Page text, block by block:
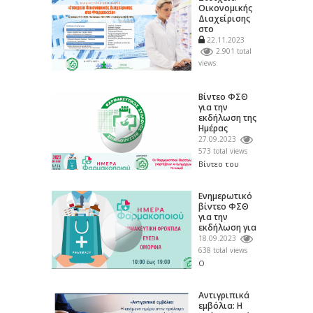
θέμα «Στοιχεία
Οικονομικής
Διαχείρισης
στο...
Οικονομικής
Διαχείρισης
στο
Φαρμακείο
22.11.2023
2.901 total
views
θέμα «Στοιχεία
Οικονομικής
Διαχείρισης στο
Φαρμακείο»
διοργανώνει...
Βίντεο ΦΣΘ
για την
εκδήλωση της
Ημέρας
Φαρμακοποιού
στις 24/09/23...
27.09.2023
573 total views
Βίντεο του
Θεσσαλονίκης
για την
εκδήλωση της
Ημέρας
Φαρμακοποιού...
Ενημερωτικό
βίντεο ΦΣΘ
για την
εκδήλωση για
την Ημέρα
Φαρμακοποιού...
18.09.2023
638 total views
Ο
Θεσσαλονίκης
γιορτάζει την
Αντιγριπικά
εμβόλια: Η